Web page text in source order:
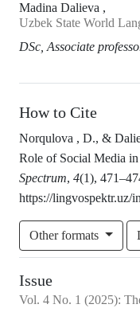
Madina Dalieva ,
Uzbek State World
DSc, Associate
How to Cite
Norqulova , D., &
Role of Social Media
Spectrum, 4(1),
https://lingvospektr.uz/
Other formats
Issue
Vol. 4 No. 1 (2025):